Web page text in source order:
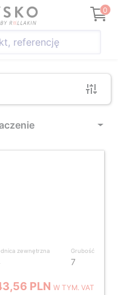
0
zewnętrzna Grubość
7
PLNW TYM. VAT